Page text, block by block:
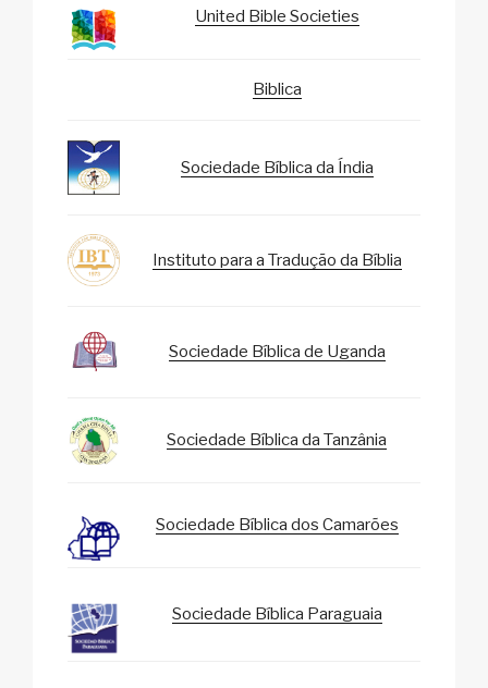
United Bible Societies
Biblica
Sociedade Bíblica da Índia
Instituto para a Tradução da Bíblia
Sociedade Bíblica de Uganda
Sociedade Bíblica da Tanzânia
Sociedade Bíblica dos Camarões
Sociedade Bíblica Paraguaia